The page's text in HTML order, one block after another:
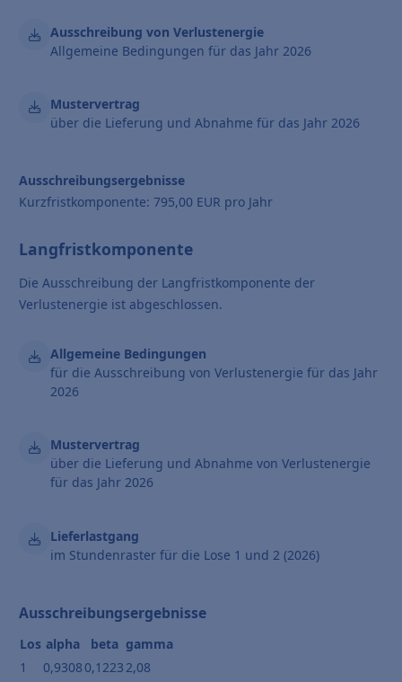
Ausschreibung von Verlustenergie
Allgemeine Bedingungen für das Jahr 2026
Mustervertrag
über die Lieferung und Abnahme für das Jahr 2026
Ausschreibungsergebnisse
Kurzfristkomponente: 795,00 EUR pro Jahr
Langfristkomponente
Die Ausschreibung der Langfristkomponente der
Verlustenergie ist abgeschlossen.
Allgemeine Bedingungen
für die Ausschreibung von Verlustenergie für das Jahr
2026
Mustervertrag
über die Lieferung und Abnahme von Verlustenergie
für das Jahr 2026
Lieferlastgang
im Stundenraster für die Lose 1 und 2 (2026)
Ausschreibungsergebnisse
Los alpha beta gamma
1
0,9308 0,1223 2,08